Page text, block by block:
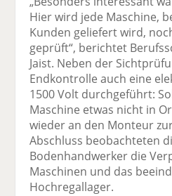
Hier wird jede Maschine,
Kunden geliefert wird,
geprüft“, berichtet
Jaist. Neben der
Endkontrolle auch eine
1500 Volt durchgeführt:
Maschine etwas nicht in
wieder an den Monteur
Abschluss beobachteten
Bodenhandwerker die
Maschinen und das
Hochregallager.